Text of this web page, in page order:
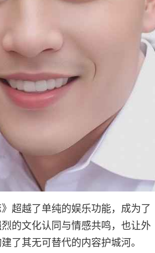
超越了单纯的娱乐功能，成为了
的文化认同与情感共鸣，也让外
了其无可替代的内容护城河。